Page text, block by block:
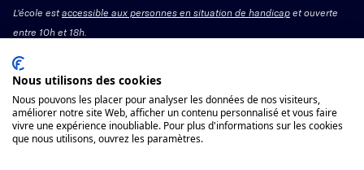
L'école estaccessible aux personnes en situation de handicap et ouverte
entre 10h et 18h.
Mentions légales – CGV
Organisme de formation enregistré sous le numéro
11755662775 auprès du préfet de région Île-de-France.
Nous utilisons des cookies
Nous pouvons les placer pour analyser les données de nos visiteurs,
améliorer notre site Web, afficher un contenu personnalisé et vous faire
vivre une expérience inoubliable. Pour plus d'informations sur les cookies
que nous utilisons, ouvrez les paramètres.